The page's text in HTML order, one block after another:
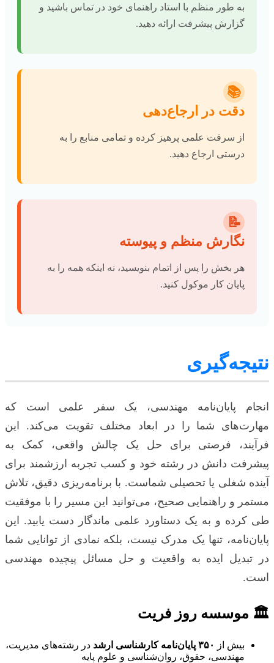
به طور منظم با استاد راهنمای خود در تماس باشید و
گزارش پیشرفت ارائه دهید.
📚
دقت در ارجاع‌دهی
از سرقت علمی پرهیز کرده و تمامی منابع را به
درستی ارجاع دهید.
📝
نگارش منظم و پیوسته
هر بخش را پس از اتمام بنویسید، نه اینکه همه را به
پایان کار موکول کنید.
نتیجه‌گیری
انجام پایان‌نامه مهندسی، یک سفر علمی است که
مهارت‌های شما را در ابعاد مختلف تقویت می‌کند. این
فرآیند، فرصتی برای حل یک چالش واقعی، کمک به
پیشرفت دانش در رشته خود و کسب تجربه ارزشمند برای
آینده شغلی یا تحصیلی شماست. با برنامه‌ریزی دقیق، تلاش
مستمر و راهنمایی صحیح، می‌توانید این مسیر را با موفقیت
طی کرده و به یک دستاورد علمی ماندگار دست یابید. این
پایان‌نامه، تنها یک مدرک نیست، بلکه نمادی از توانایی شما
در تبدیل ایده به واقعیت و حل مسائل پیچیده مهندسی
است.
🏛 موسسه روز فریت
بیش از ۳۵۰ پایان‌نامه کارشناسی ارشد
در رشته‌های مدیریت،
مهندسی، حقوق، روان‌شناسی و علوم پایه